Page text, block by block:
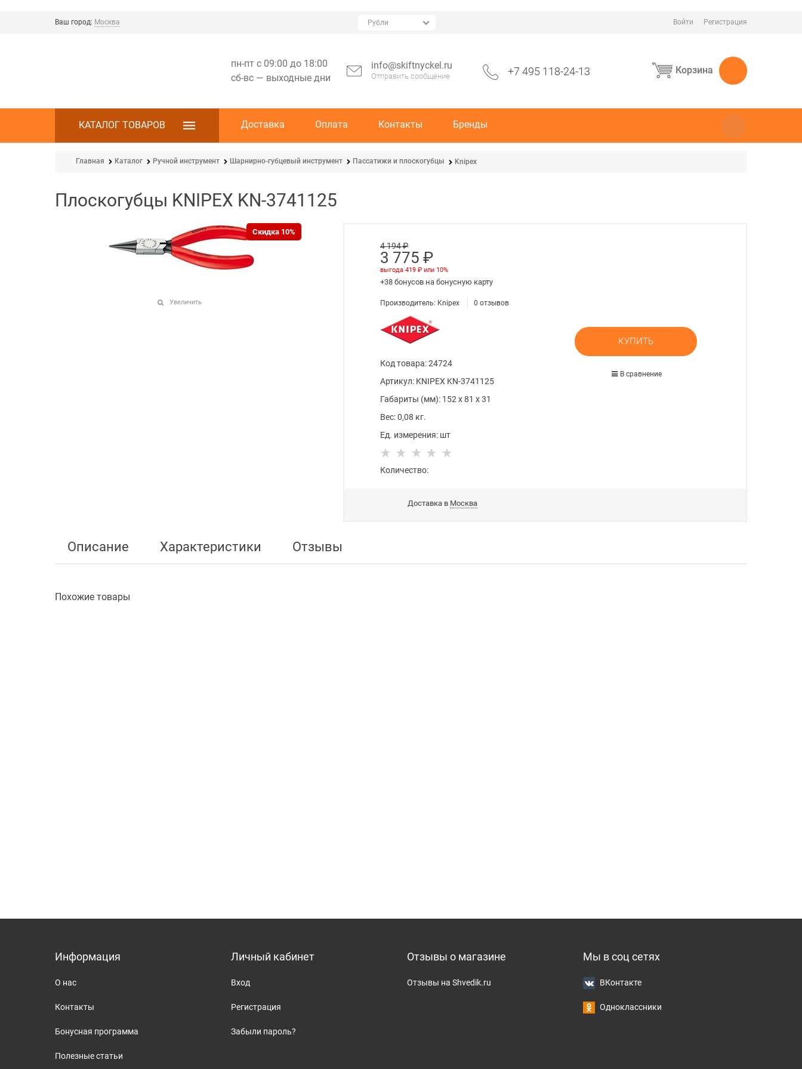
Ваш город: Москва Войти Регистрация
пн-пт с 09:00 до 18:00
сб-вс — выходные дни
info@skiftnyckel.ru
Отправить сообщение +7 495 118-24-13 Корзина
КАТАЛОГ ТОВАРОВ Доставка Оплата Контакты Бренды
Главная Каталог Ручной инструмент Шарнирно-губцевый инструмент Пассатижи и плоскогубцы Knipex
Плоскогубцы KNIPEX KN-3741125
Скидка 10%
Увеличить
4 194 ₽
3 775 ₽
выгода419 ₽ или 10%
+38 бонусов на бонусную карту
Производитель: Knipex 0отзывов
Код товара: 24724
Артикул: KNIPEX KN-3741125
Габариты (мм): 152 x81 x31
Вес: 0,08 кг.
Ед. измерения: шт
Количество:
КУПИТЬ
В сравнение
Доставка в Москва
Описание Характеристики Отзывы
Похожие товары
Информация
О нас
Контакты
Бонусная программа
Полезные статьи
Личный кабинет
Вход
Регистрация
Забыли пароль?
Отзывы о магазине
Отзывы на Shvedik.ru
Мы в соц сетях
ВКонтакте
Одноклассники